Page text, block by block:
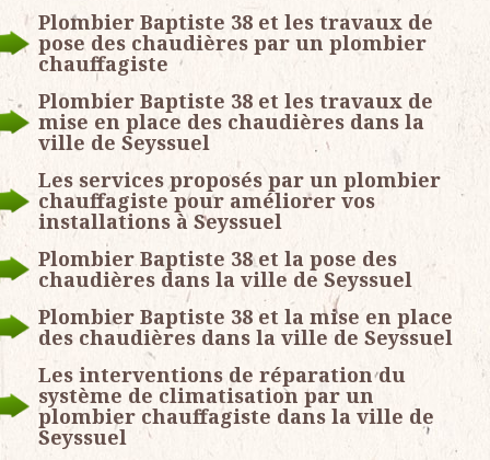
Plombier Baptiste 38 et les travaux de
pose des chaudières par un plombier
chauffagiste
Plombier Baptiste 38 et les travaux de
mise en place des chaudières dans la
ville de Seyssuel
Les services proposés par un plombier
chauffagiste pour améliorer vos
installations à Seyssuel
Plombier Baptiste 38 et la pose des
chaudières dans la ville de Seyssuel
Plombier Baptiste 38 et la mise en place
des chaudières dans la ville de Seyssuel
Les interventions de réparation du
système de climatisation par un
plombier chauffagiste dans la ville de
Seyssuel